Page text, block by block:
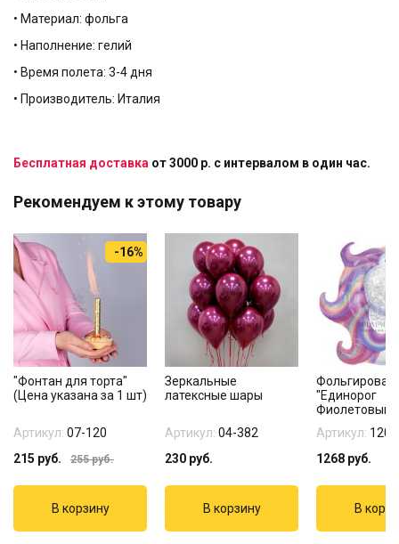
• Материал: фольга
• Наполнение: гелий
• Время полета: 3-4 дня
• Производитель: Италия
Бесплатная доставка от 3000 р. с интервалом в один час.
Рекомендуем к этому товару
-16%
"Фонтан для торта"
(Цена указана за 1 шт)
Артикул: 07-120
215 руб. 255руб.
Зеркальные
латексные шары
Артикул: 04-382
230 руб.
"Единорог
Фиолетовый
Артикул:
1268 руб.